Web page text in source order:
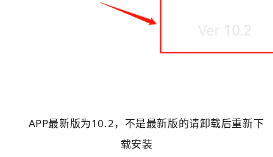
APP最新版为10.2，不是最新版的请卸载后重新下
载安装